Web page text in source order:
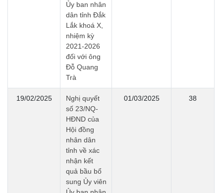
Ủy ban nhân
dân tỉnh Đắk
Lắk khoá X,
nhiệm kỳ
2021-2026
đối với ông
Đỗ Quang
Trà
19/02/2025
Nghị quyết
số 23/NQ-
HĐND của
Hội đồng
nhân dân
tỉnh về xác
nhận kết
quả bầu bổ
sung Ủy viên
01/03/2025 38